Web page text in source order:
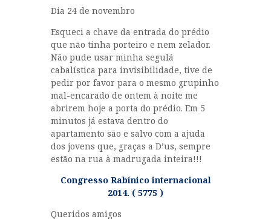
Dia 24 de novembro
Esqueci a chave da entrada do prédio
que não tinha porteiro e nem zelador.
Não pude usar minha segulá
cabalística para invisibilidade, tive de
pedir por favor para o mesmo grupinho
mal-encarado de ontem à noite me
abrirem hoje a porta do prédio. Em 5
minutos já estava dentro do
apartamento são e salvo com a ajuda
dos jovens que, graças a D’us, sempre
estão na rua à madrugada inteira!!!
Congresso Rabínico internacional
2014. ( 5775 )
Queridos amigos